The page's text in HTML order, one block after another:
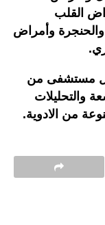
القلب
وأمراض
كل مستشفى من
والتحليلات
من الادوية.